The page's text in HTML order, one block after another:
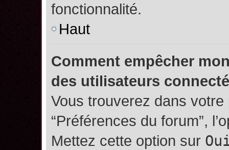
fonctionnalité.
Haut
Comment empêcher
des utilisateurs
Vous trouverez dans votre
“Préférences du forum”,
Mettez cette option sur